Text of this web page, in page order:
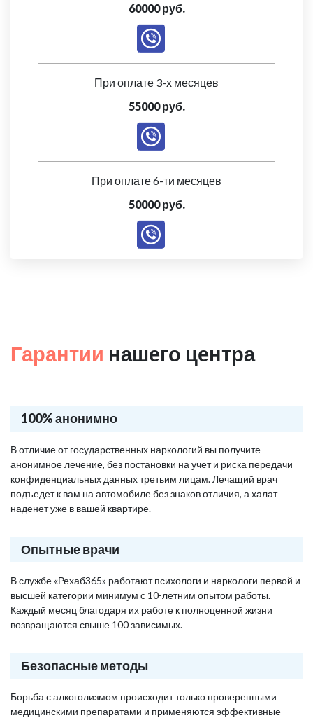
60000 руб.
При оплате 3-х месяцев
55000 руб.
При оплате 6-ти месяцев
50000 руб.
Гарантии нашего центра
100% анонимно
В отличие от государственных наркологий вы получите
анонимное лечение, без постановки на учет и риска передачи
конфиденциальных данных третьим лицам. Лечащий врач
подъедет к вам на автомобиле без знаков отличия, а халат
наденет уже в вашей квартире.
Опытные врачи
В службе «Рехаб365» работают психологи и наркологи первой и
высшей категории минимум с 10-летним опытом работы.
Каждый месяц благодаря их работе к полноценной жизни
возвращаются свыше 100 зависимых.
Безопасные методы
Борьба с алкоголизмом происходит только проверенными
медицинскими препаратами и применяются эффективные